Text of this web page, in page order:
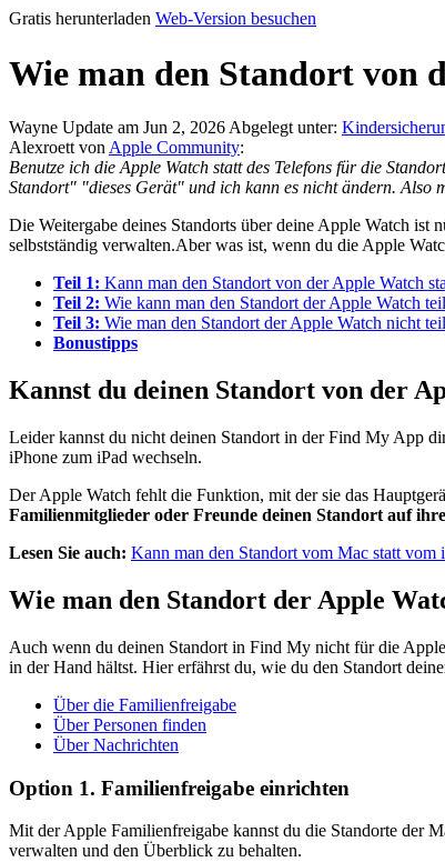
Gratis herunterladen Web-Version besuchen
Wie man den Standort von
Wayne Update am Jun 2, 2026 Abgelegt unter:
Alexroett von Apple Community:
Benutze ich die Apple Watch statt des Telefons für die
Standort" "dieses Gerät" und ich kann es nicht ändern. Also
Die Weitergabe deines Standorts über deine Apple Watch
selbstständig verwalten.Aber was ist, wenn du die Apple
Teil 1: Kann man den Standort von der Apple Watch
Teil 2: Wie kann man den Standort der Apple Watch
Teil 3: Wie man den Standort der Apple Watch nicht
Bonustipps
Kannst du deinen Standort von der
Leider kannst du nicht deinen Standort in der Find My App
iPhone zum iPad wechseln.
Der Apple Watch fehlt die Funktion, mit der sie das
Familienmitglieder oder Freunde deinen Standort auf
Lesen Sie auch: Kann man den Standort vom Mac statt vom
Wie man den Standort der Apple
Auch wenn du deinen Standort in Find My nicht für die
in der Hand hältst. Hier erfährst du, wie du den Standort
Über die Familienfreigabe
Über Personen finden
Über Nachrichten
Option 1. Familienfreigabe einrichten
Mit der Apple Familienfreigabe kannst du die Standorte der
verwalten und den Überblick zu behalten.